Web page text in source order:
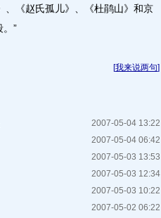
、《赵氏孤儿》、《杜鹃山》和京
”
[我来说两句]
2007-05-04 13:22
2007-05-04 06:42
2007-05-03 13:53
2007-05-03 12:34
2007-05-03 10:22
2007-05-02 06:22